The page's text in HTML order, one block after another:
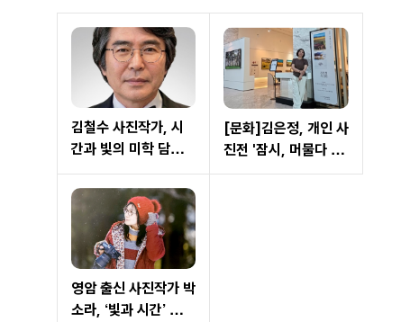
김철수 사진작가, 시
간과 빛의 미학 담은
’심연’으로 사진예술
새 지평 제시
[문화]김은정, 개인 사
진전 '잠시, 머물다 가
는 시간' 개최… 자연
영암 출신 사진작가 박
소라, ‘빛과 시간’ 담은